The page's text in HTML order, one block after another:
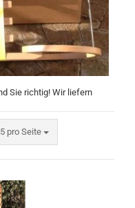
Sie richtig! Wir liefern
pro Seite